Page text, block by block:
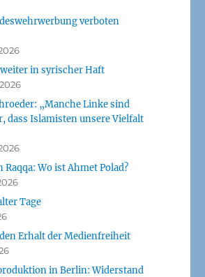
verboten
in syrischer Haft
„Manche Linke sind
dass Islamisten unsere Vielfalt
Wo ist Ahmet Polad?
Tage
Erhalt der Medienfreiheit
in Berlin: Widerstand